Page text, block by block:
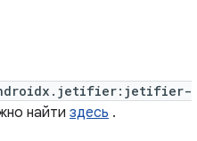
найти здесь .